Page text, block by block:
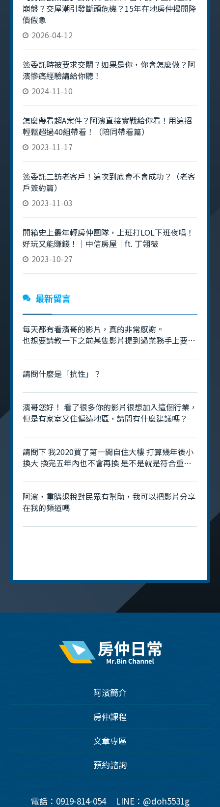
崩盤？交屋潮引發斷頭危機？15年在地房仲揭開降
價假象
2026-04-12
簽委託時被要求交關？如果是你，你會怎麼做？阿
濱慘痛經驗講給你聽！
2024-11-10
怎麼帶看超A案件？阿濱直接實戰給你看！用這招
輕鬆超過40組帶看！（陪同帶看篇）
2023-11-17
簽委託二訪老客戶！這次到底會不會成功？（老客
戶簽約篇）
2023-11-03
開箱史上最年輕房仲團隊，上班打LOL下班夜唱！
好玩又能賺錢！｜中信房屋｜ft. 丁翎薇
2023-10-27
最新留言
每天都有看濱哥的影片，真的非常感謝。
也想要請教一下之前某隻影片提到過業務手上要有
嗎？
請問什麼是「抗性」？
濱哥您好！ 看了很多你的影片很想加入這個行業，
但是有家室又住偏遠地區，請問有什麼建議嗎？
請問下 我2020買了第一間自住大樓 打算幾年後小
換大 換完五年內也不會再換 是不是就是符合重購
一稅?
阿濱，重購退稅對民眾有幫助，我可以把影片分享
在我的頻道嗎
阿濱簡介
房仲課程
文章專區
預約諮詢
電話：0919-814-054 LINE：@doh5531g